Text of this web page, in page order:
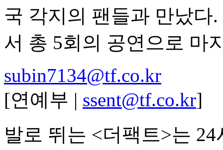
국 각지의 팬들과 만났다
서 총 5회의 공연으로 마
subin7134@tf.co.kr
[연예부 | ssent@tf.co.kr]
발로 뛰는 <더팩트>는